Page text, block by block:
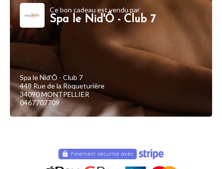
Ce bon cadeau est vendu par
Spa le Nid'Ô - Club 7
Spa le Nid'Ô - Club 7
448 Rue de la Roqueturière
34090 MONTPELLIER
0467707709